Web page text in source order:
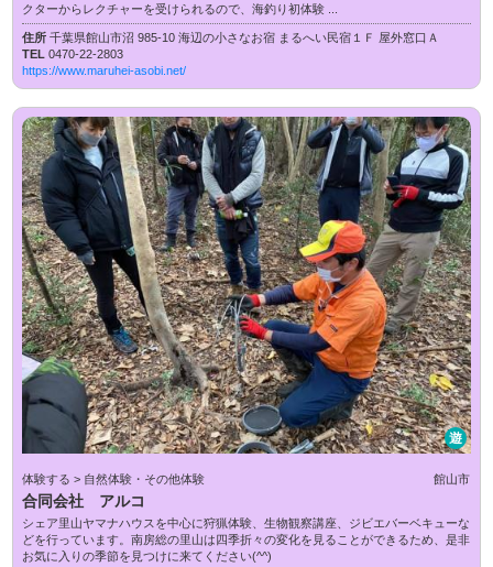
クターからレクチャーを受けられるので、海釣り初体験 ...
住所千葉県館山市沼 985-10 海辺の小さなお宿 まるへい民宿１Ｆ 屋外窓口Ａ
TEL0470-22-2803
https://www.maruhei-asobi.net/
遊
体験する > 自然体験・その他体験 館山市
合同会社 アルコ
シェア里山ヤマナハウスを中心に狩猟体験、生物観察講座、ジビエバーベキューな
どを行っています。南房総の里山は四季折々の変化を見ることができるため、是非
お気に入りの季節を見つけに来てください(^^)